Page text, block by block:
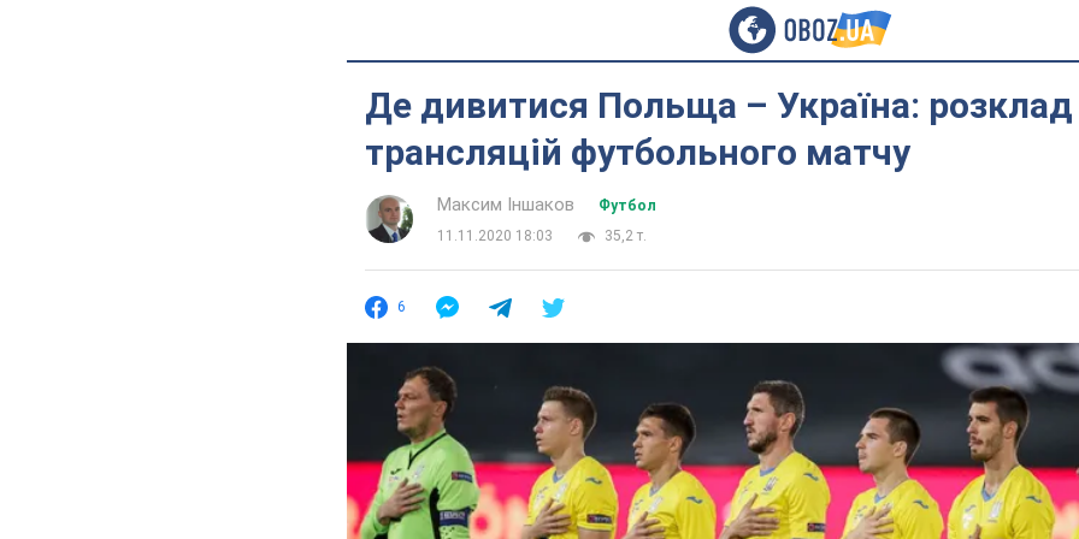
Де дивитися Польща – Україна: розклад
трансляцій футбольного матчу
Максим Іншаков
Футбол
11.11.2020 18:03
35,2 т.
6